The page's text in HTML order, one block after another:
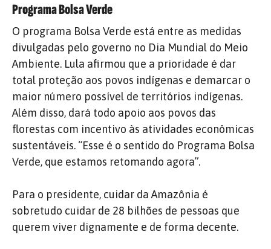
Programa Bolsa Verde
O programa Bolsa Verde está entre as medidas
divulgadas pelo governo no Dia Mundial do Meio
Ambiente. Lula afirmou que a prioridade é dar
total proteção aos povos indígenas e demarcar o
maior número possível de territórios indígenas.
Além disso, dará todo apoio aos povos das
florestas com incentivo às atividades econômicas
sustentáveis. “Esse é o sentido do Programa Bolsa
Verde, que estamos retomando agora”.
Para o presidente, cuidar da Amazônia é
sobretudo cuidar de 28 bilhões de pessoas que
querem viver dignamente e de forma decente.